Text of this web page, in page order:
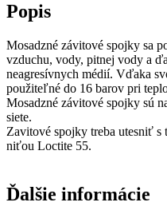
Popis
Mosadzné závitové spojky sa
vzduchu, vody, pitnej vody a
neagresívnych médií. Vďaka
použiteľné do 16 barov pri
Mosadzné závitové spojky sú
siete.
Zavitové spojky treba utesniť s
niťou Loctite 55.
Ďalšie informácie